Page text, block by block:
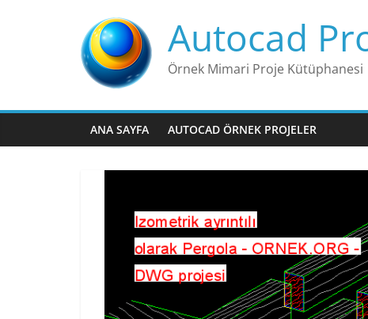
Autocad
Örnek Mimari Proje Kütüphanesi
ANA SAYFA AUTOCAD ÖRNEK PROJELER